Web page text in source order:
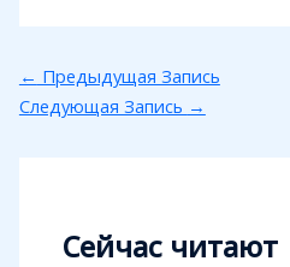
← Предыдущая Запись
Следующая Запись →
Сейчас читают